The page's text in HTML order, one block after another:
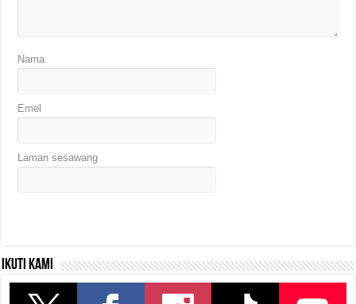
Nama
Emel
Laman sesawang
Ikuti kami